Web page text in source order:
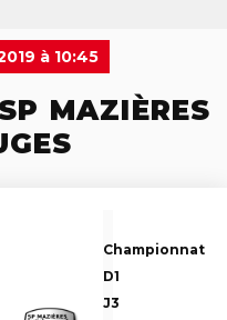
à 10:45
MAZIÈRES
Championnat
D1
J3